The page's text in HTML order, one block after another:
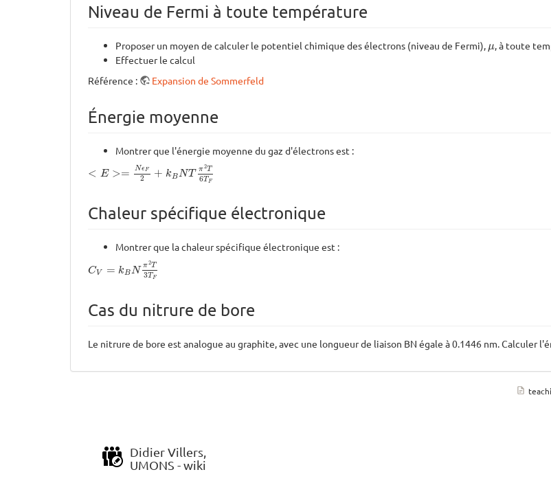
Niveau de Fermi à toute température
Proposer un moyen de calculer le potentiel chimique des électrons (niveau de Fermi), μ
μ, à toute
Effectuer le calcul
Référence :
Expansion de Sommerfeld
Énergie moyenne
Montrer que l'énergie moyenne du gaz d'électrons est :
< E >= NϵF
2 + kBNT π2T
6T F
2+k TF
Chaleur spécifique électronique
Montrer que la chaleur spécifique électronique est :
CV = kBN π2T
3T F
T3T
Cas du nitrure de bore
Le nitrure de bore est analogue au graphite, avec une longueur de liaison B­N égale à 0.1446 nm. Calculer
Didier Villers,
UMONS - wiki